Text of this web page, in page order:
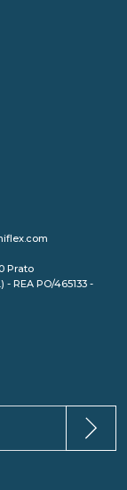
Prato
- REA PO/465133 -